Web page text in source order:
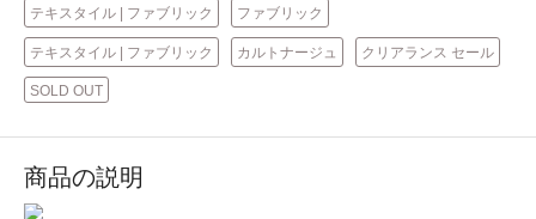
テキスタイル | ファブリック ファブリック
テキスタイル | ファブリック カルトナージュ クリアランス セール
SOLD OUT
商品の説明